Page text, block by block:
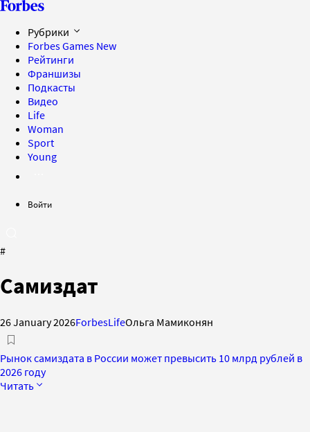
Рубрики
Forbes Games New
Рейтинги
Франшизы
Подкасты
Видео
Life
Woman
Sport
Young
Войти
#
Самиздат
26 January 2026ForbesLifeОльга Мамиконян
Рынок самиздата в России может превысить 10 млрд рублей в
2026 году
Читать